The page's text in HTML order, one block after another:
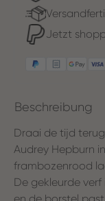
Jetzt
Beschreibung
Draai de tijd
Audrey Hepburn
frambozenrood
De gekleurde